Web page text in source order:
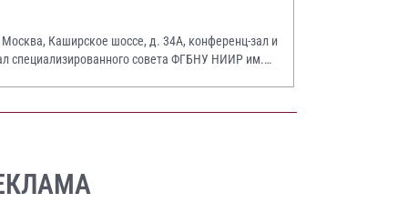
Москва, Каширское шоссе, д. 34А, конференц-зал и
специализированного совета ФГБНУ НИИР им.